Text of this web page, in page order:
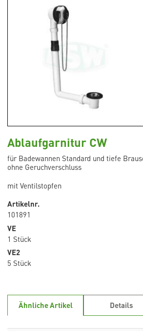
Ablaufgarnitur CW
für Badewannen Standard und tiefe
ohne Geruchverschluss
mit Ventilstopfen
Artikelnr.
101891
VE
1 Stück
VE2
5 Stück
Ähnliche Artikel Details